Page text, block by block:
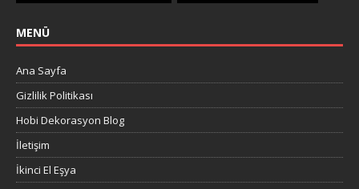
MENÜ
Ana Sayfa
Gizlilik Politikası
Hobi Dekorasyon Blog
İletişim
İkinci El Eşya